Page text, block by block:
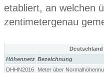
etabliert, an welchen
zentimetergenau
Höhennetz Bezeichnung
DHHN2016
Meter über